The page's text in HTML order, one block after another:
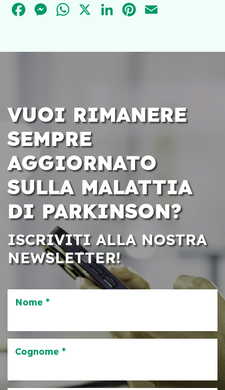
FACEBOOKMESSENGER
WHATSAPPLINKEDINPINTEREST
VUOI RIMANERE
SEMPRE
AGGIORNATO
SULLA MALATTIA
DI PARKINSON?
ISCRIVITI ALLA NOSTRA
NEWSLETTER!
Nome *
Cognome *